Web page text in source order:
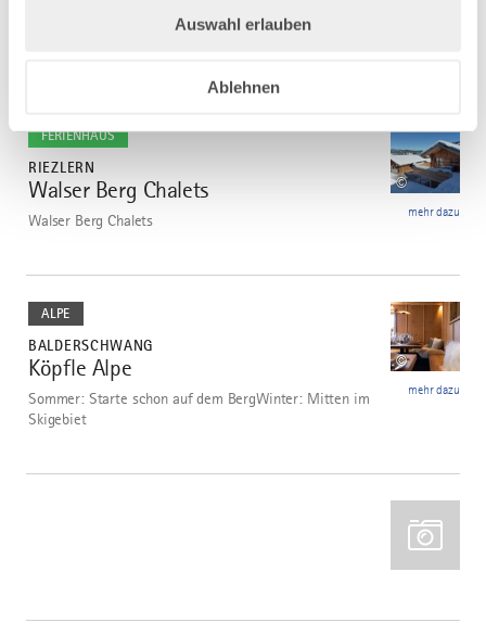
Auswahl erlauben
Ablehnen
FERIENHAUS
RIEZLERN
5
Walser Berg Chalets ©
Walser Berg Chalets mehr dazu
ALPE
BALDERSCHWANG
6
Köpfle Alpe ©
Sommer: Starte schon auf dem BergWinter: Mitten im
Skigebiet
mehr dazu
dazu